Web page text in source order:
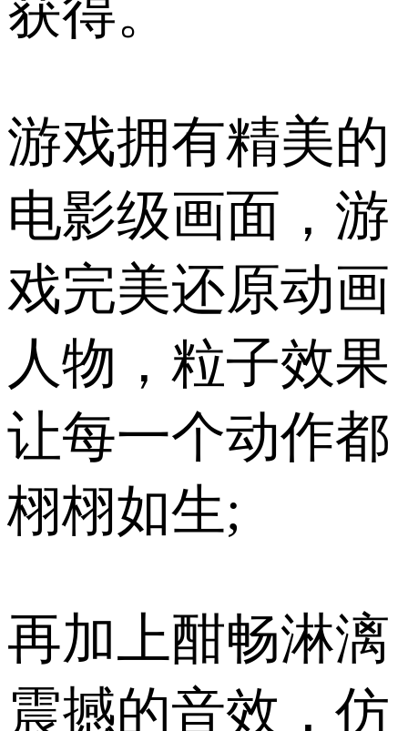
获得。
游戏拥有精美的
电影级画面，游
戏完美还原动画
人物，粒子效果
让每一个动作都
栩栩如生;
再加上酣畅淋漓
震撼的音效，仿